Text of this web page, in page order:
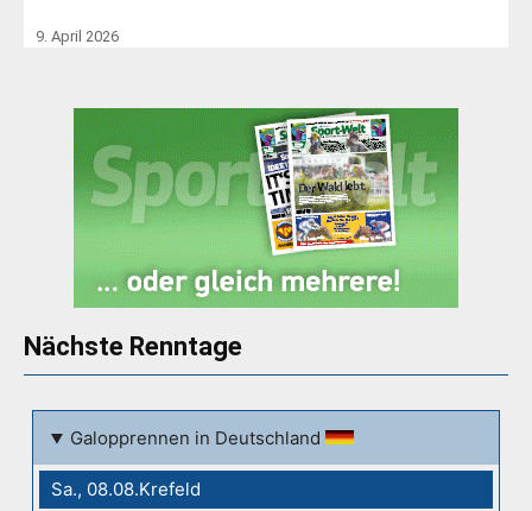
9. April 2026
Nächste Renntage
Galopprennen in Deutschland
Sa., 08.08.Krefeld